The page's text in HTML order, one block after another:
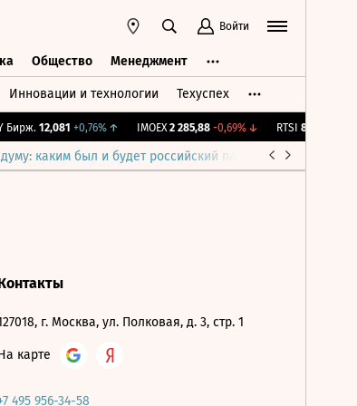
Войти
Общество Менеджмент
Инновации и технологии Техуспех
Бирж. 12,081 +0,76%↑ IMOEX 2 285,88 -0,69%↓ RTSI 884,56
каким был и будет российский парламент
г. Москва, ул. Полковая, д. 3, стр. 1
карте
495 956-34-58